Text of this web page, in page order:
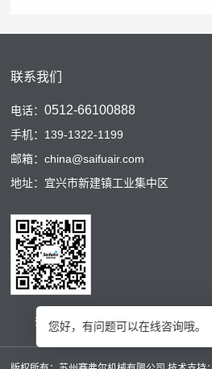
联系我们
电话：0512-66100888
手机：139-1322-1199
邮箱：china@saifuair.com
地址：宜兴市新建镇工业集中区
扫码二维码
您好，有问题可以在线咨询哦。